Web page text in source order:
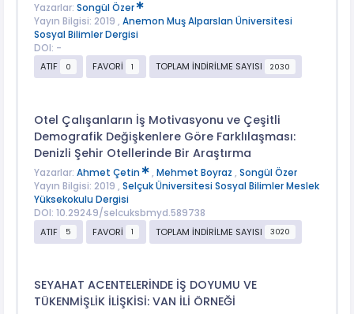
Yazarlar: Songül Özer
Yayın Bilgisi: 2019 , Anemon Muş Alparslan Üniversitesi
Sosyal Bilimler Dergisi
DOI: -
ATIF
0 FAVORİ 1 TOPLAM İNDİRİLME SAYISI 2030
Otel Çalışanların İş Motivasyonu ve Çeşitli
Demografik Değişkenlere Göre Farklılaşması:
Denizli Şehir Otellerinde Bir Araştırma
Yazarlar: Ahmet Çetin , Mehmet Boyraz , Songül Özer
Yayın Bilgisi: 2019 , Selçuk Üniversitesi Sosyal Bilimler Meslek
Yüksekokulu Dergisi
DOI: 10.29249/selcuksbmyd.589738
ATIF
5 FAVORİ 1 TOPLAM İNDİRİLME SAYISI 3020
SEYAHAT ACENTELERİNDE İŞ DOYUMU VE
TÜKENMİŞLİK İLİŞKİSİ: VAN İLİ ÖRNEĞİ